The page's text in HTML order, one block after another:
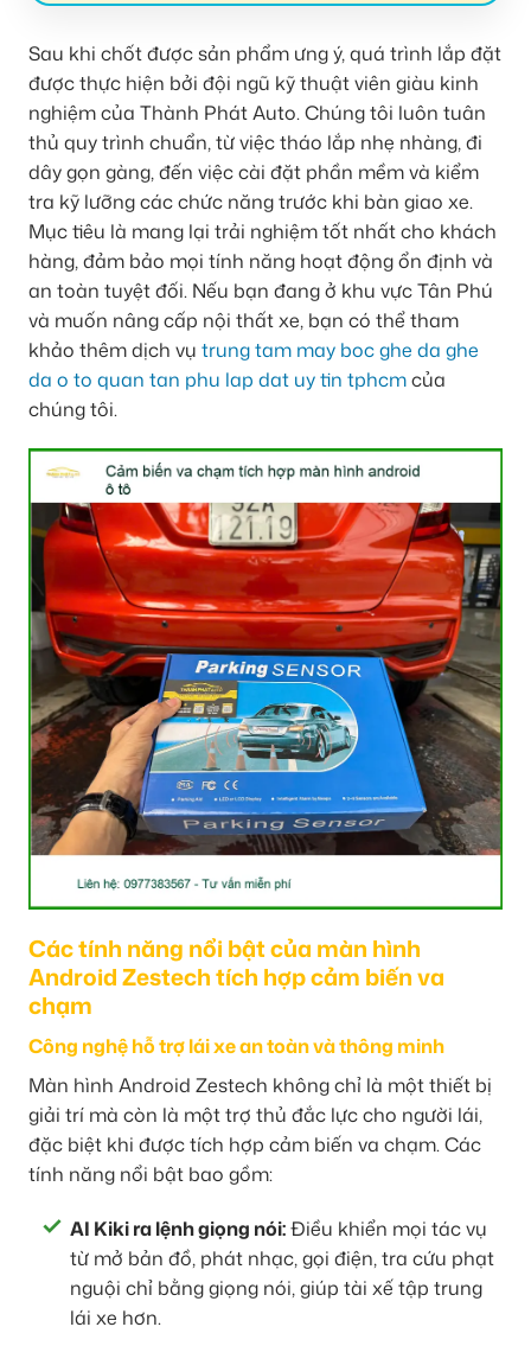
Sau khi chốt được sản phẩm ưng ý, quá trình lắp đặt
được thực hiện bởi đội ngũ kỹ thuật viên giàu kinh
nghiệm của Thành Phát Auto. Chúng tôi luôn tuân
thủ quy trình chuẩn, từ việc tháo lắp nhẹ nhàng, đi
dây gọn gàng, đến việc cài đặt phần mềm và kiểm
tra kỹ lưỡng các chức năng trước khi bàn giao xe.
Mục tiêu là mang lại trải nghiệm tốt nhất cho khách
hàng, đảm bảo mọi tính năng hoạt động ổn định và
an toàn tuyệt đối. Nếu bạn đang ở khu vực Tân Phú
và muốn nâng cấp nội thất xe, bạn có thể tham
khảo thêm dịch vụ trung tam may boc ghe da ghe
da o to quan tan phu lap dat uy tin tphcmcủa
chúng tôi.
Các tính năng nổi bật của màn hình
Android Zestech tích hợp cảm biến va
chạm
Công nghệ hỗ trợ lái xe an toàn và thông minh
Màn hình Android Zestech không chỉ là một thiết bị
giải trí mà còn là một trợ thủ đắc lực cho người lái,
đặc biệt khi được tích hợp cảm biến va chạm. Các
tính năng nổi bật bao gồm:
AI Kiki ra lệnh giọng nói:Điều khiển mọi tác vụ
từ mở bản đồ, phát nhạc, gọi điện, tra cứu phạt
nguội chỉ bằng giọng nói, giúp tài xế tập trung
lái xe hơn.